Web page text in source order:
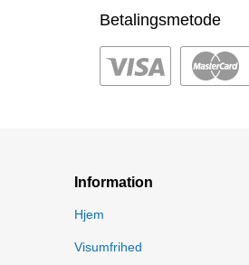
Betalingsmetode
Information
Hjem
Visumfrihed